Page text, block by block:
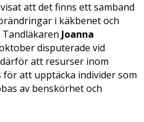
att det finns ett samband
i käkbenet och
Joanna
disputerade vid
att resurser inom
för att upptäcka individer som
av benskörhet och